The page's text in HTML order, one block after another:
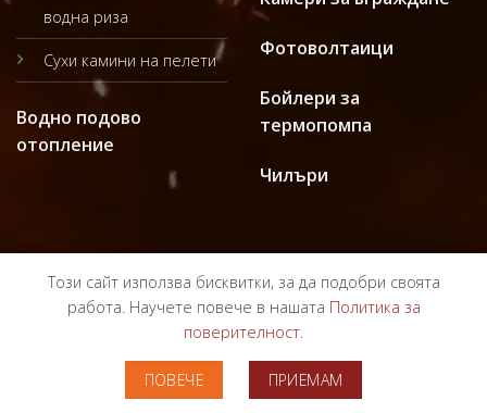
водна риза
Сухи камини на пелети
Водно подово
отопление
Фотоволтаици
Бойлери за
термопомпа
Чилъри
Copyright 2024 ©Bulgarterm.bg Всички права запазени!
Този сайт използва бисквитки, за да подобри своята
работа. Научете повече в нашата Политика за
поверителност.
ПОВЕЧЕ ПРИЕМАМ